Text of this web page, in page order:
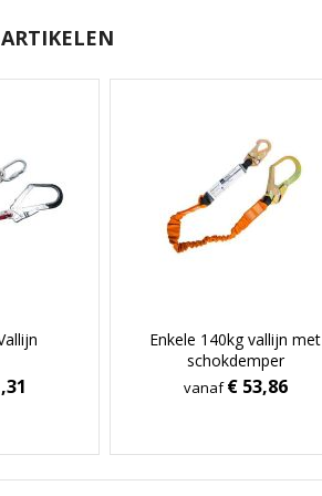
Enkele 140kg vallijn met
schokdemper
vanaf€ 53,86